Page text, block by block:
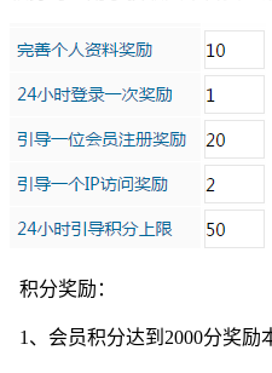
积分奖励：
1、会员积分达到2000分奖励